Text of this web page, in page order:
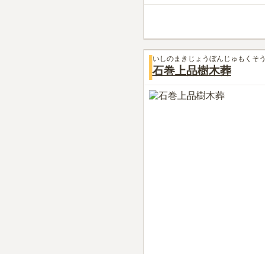
いしのまきじょうぼんじゅもくそう
石巻上品樹木葬